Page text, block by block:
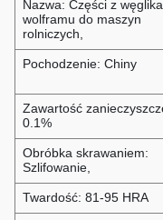
Nazwa: Części z węglika
wolframu do maszyn
rolniczych,
Pochodzenie: Chiny
Zawartość
0.1%
Obróbka skrawaniem:
Szlifowanie,
Twardość: 81-95 HRA